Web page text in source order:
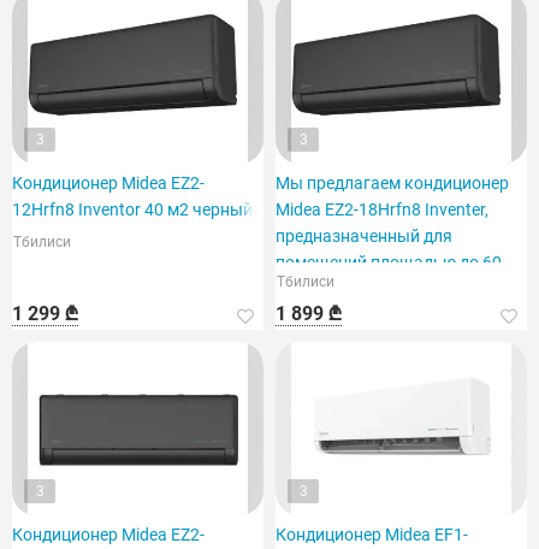
3
Кондиционер Midea EZ2-
12Hrfn8 Inventor 40 м2 черный
Тбилиси
1 299 ₾
3
Мы предлагаем кондиционер
Midea EZ2-18Hrfn8 Inventer,
предназначенный для
помещений площадью до 60
м².
Тбилиси
1 899 ₾
3
Кондиционер Midea EZ2-
3
Кондиционер Midea EF1-